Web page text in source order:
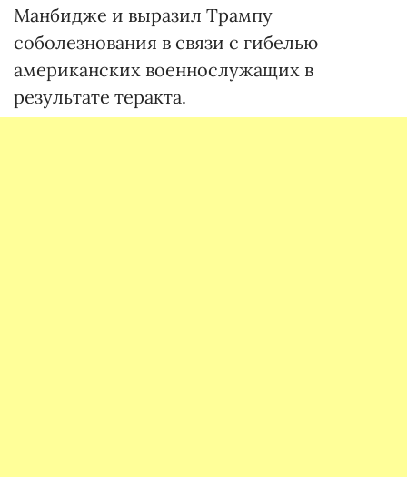
Манбидже и выразил Трампу
соболезнования в связи с гибелью
американских военнослужащих в
результате теракта.